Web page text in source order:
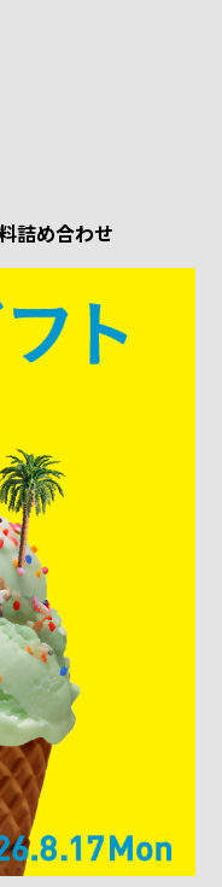
詰め合わせ